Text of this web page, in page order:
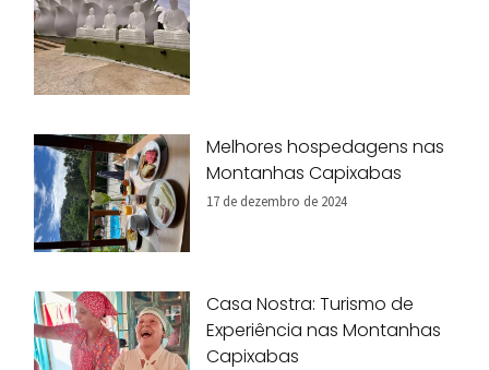
Melhores hospedagens nas
Montanhas Capixabas
17 de dezembro de 2024
Casa Nostra: Turismo de
Experiência nas Montanhas
Capixabas